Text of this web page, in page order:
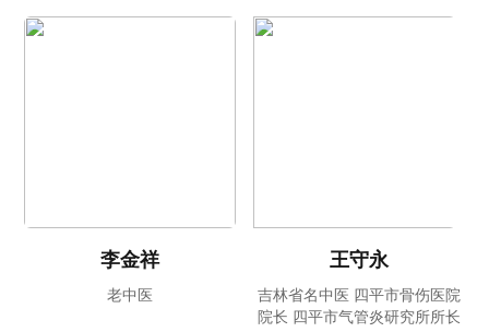
李金祥
老中医
王守永
吉林省名中医 四平市骨伤医院
院长 四平市气管炎研究所所长